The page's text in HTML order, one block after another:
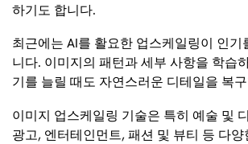
하기도 합니다.
최근에는 AI를 활요한 업스케일링이 인기
니다. 이미지의 패턴과 세부 사항을 학습
기를 늘릴 때도 자연스러운 디테일을 복
이미지 업스케일링 기술은 특히 예술 및
광고, 엔터테인먼트, 패션 및 뷰티 등 다